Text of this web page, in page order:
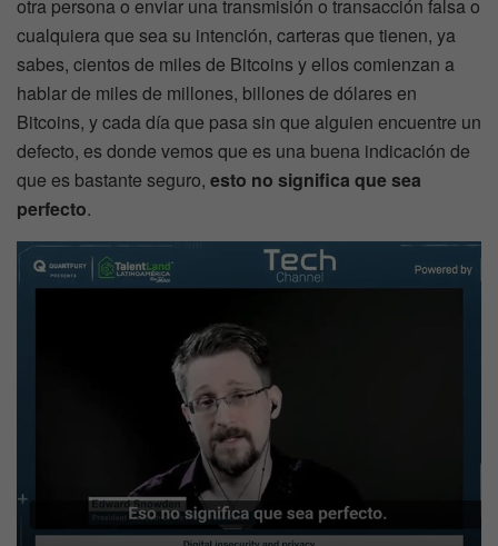
otra persona o enviar una transmisión o transacción falsa o
cualquiera que sea su intención, carteras que tienen, ya
sabes, cientos de miles de Bitcoins y ellos comienzan a
hablar de miles de millones, billones de dólares en
Bitcoins, y cada día que pasa sin que alguien encuentre un
defecto, es donde vemos que es una buena indicación de
que es bastante seguro, esto no significa que sea
perfecto.